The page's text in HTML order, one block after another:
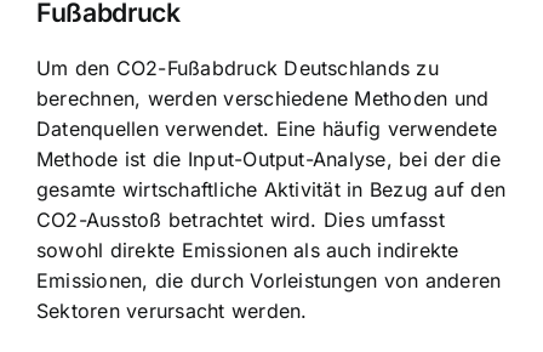
Fußabdruck
Um den CO2-Fußabdruck Deutschlands zu
berechnen, werden verschiedene Methoden und
Datenquellen verwendet. Eine häufig verwendete
Methode ist die Input-Output-Analyse, bei der die
gesamte wirtschaftliche Aktivität in Bezug auf den
CO2-Ausstoß betrachtet wird. Dies umfasst
sowohl direkte Emissionen als auch indirekte
Emissionen, die durch Vorleistungen von anderen
Sektoren verursacht werden.